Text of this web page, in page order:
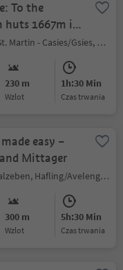
To the
huts 1667m in
Valley
S. Martino/St. Martin - Casies/Gsies, Gsies/Valle di Casies
230 m
Wzlot
1h:30 Min
czas trwania
easy –
Mittager
Falzeben/Falzeben, Hafling/Avelengo, Meran/Merano and environs
300 m
Wzlot
5h:30 Min
czas trwania